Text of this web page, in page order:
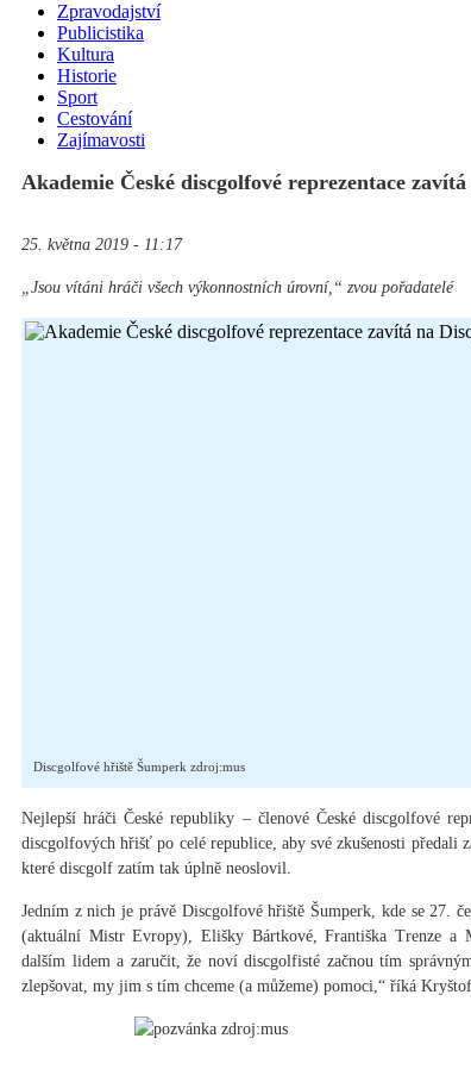
Zpravodajství
Publicistika
Kultura
Historie
Sport
Cestování
Zajímavosti
Akademie České discgolfové reprezentace
25. května 2019 - 11:17
„Jsou vítáni hráči všech výkonnostních úrovní,“ zvou pořadatelé
Discgolfové hřiště Šumperk zdroj:mus
Nejlepší hráči České republiky – členové České discgolfové
discgolfových hřišť po celé republice, aby své zkušenosti předali
které discgolf zatím tak úplně neoslovil.
Jedním z nich je právě Discgolfové hřiště Šumperk, kde se 27.
(aktuální Mistr Evropy), Elišky Bártkové, Františka Trenze a
dalším lidem a zaručit, že noví discgolfisté začnou tím
zlepšovat, my jim s tím chceme (a můžeme) pomoci,“ říká